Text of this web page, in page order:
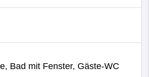
Bad mit Fenster, Gäste-WC